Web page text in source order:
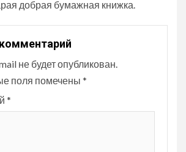
добрая бумажная книжка.
не будет опубликован.
поля помечены *
*